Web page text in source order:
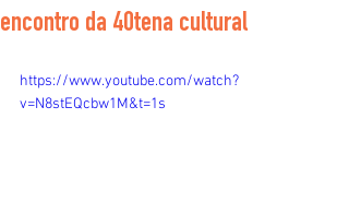
encontro da 40tena cultural
https://www.youtube.com/watch?
v=N8stEQcbw1M&t=1s